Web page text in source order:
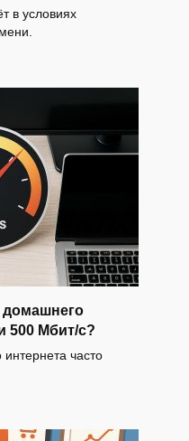
в условиях
домашнего
500 Мбит/с?
часто